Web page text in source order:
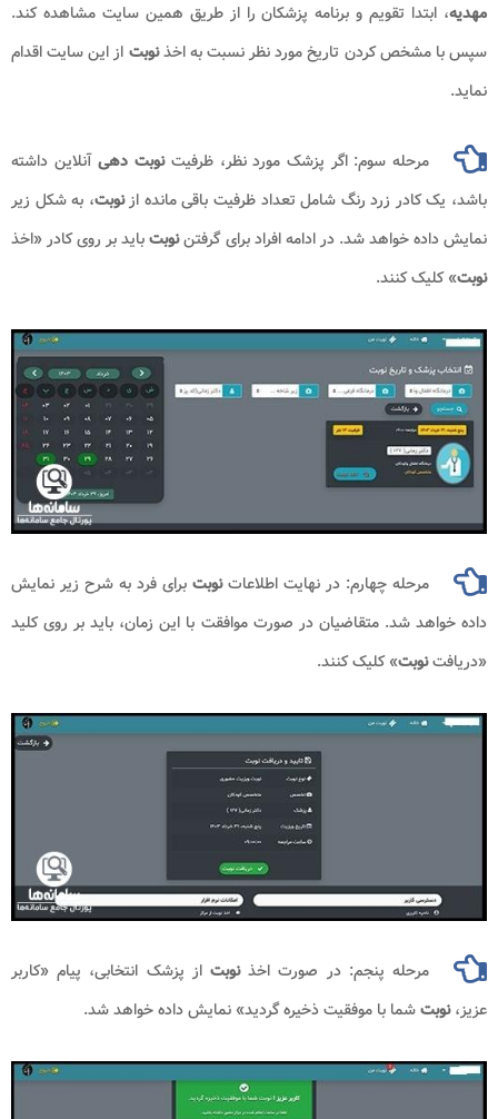
مهدیه، ابتدا تقویم و برنامه پزشکان را از طریق همین سایت مشاهده کند.
سپس با مشخص کردن تاریخ مورد نظر نسبت به اخذنوبت از این سایت اقدام
نماید.
مرحله سوم: اگر پزشک مورد نظر، ظرفیتنوبت دهیآنلاین داشته
باشد، یک کادر زرد رنگ شامل تعداد ظرفیت باقی مانده ازنوبت، به شکل زیر
نمایش داده خواهد شد. در ادامه افراد برای گرفتننوبتباید بر روی کادر «اخذ
نوبت» کلیک کنند.
مرحله چهارم: در نهایت اطلاعاتنوبت برای فرد به شرح زیر نمایش
داده خواهد شد. متقاضیان در صورت موافقت با این زمان، باید بر روی کلید
«دریافتنوبت» کلیک کنند.
مرحله پنجم: در صورت اخذنوبتاز پزشک انتخابی، پیام «کاربر
عزیز،نوبتشما با موفقیت ذخیره گردید» نمایش داده خواهد شد.